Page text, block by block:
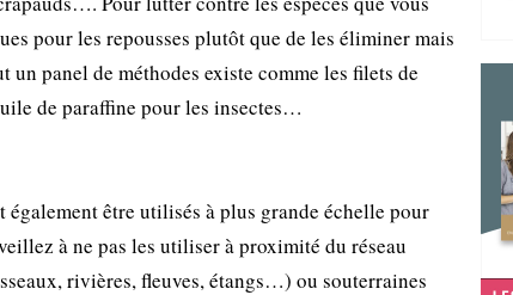
pour les repousses plutôt que de les éliminer mais
panel de méthodes existe comme les filets de
de paraffine pour les insectes…
être utilisés à plus grande échelle pour
à ne pas les utiliser à proximité du réseau
rivières, fleuves, étangs…) ou souterraines